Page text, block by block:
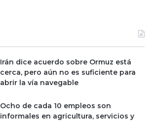
Irán dice acuerdo sobre Ormuz está
cerca, pero aún no es suficiente para
abrir la vía navegable
Ocho de cada 10 empleos son
informales en agricultura, servicios y